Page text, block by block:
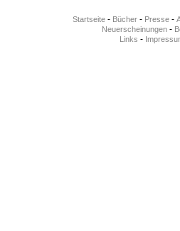
Startseite - Bücher - Presse -
Neuerscheinungen-
Links -